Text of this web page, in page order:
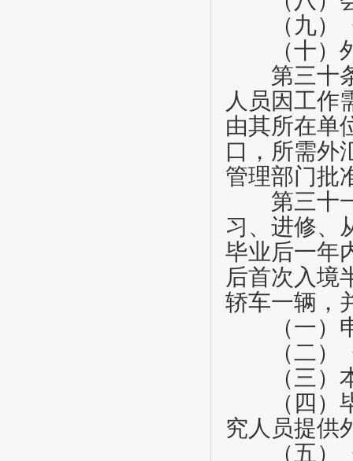
（九）《
（十）外
第三十
人员因工作
由其所在单
口，所需外
管理部门批
第三十
习、进修、
毕业后一年
后首次入境
轿车一辆，
（一）申
（二）《
（三）本
（四）毕
究人员提供
（五）《